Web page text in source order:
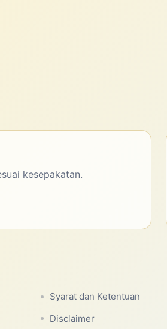
kesepakatan.
Syarat dan Ketentuan
Disclaimer